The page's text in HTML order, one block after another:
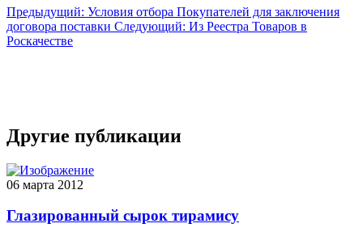
Предыдущий: Условия отбора Покупателей для заключения
договора поставки Следующий: Из Реестра Товаров в
Роскачестве
Другие публикации
06 марта 2012
Глазированный сырок тирамису